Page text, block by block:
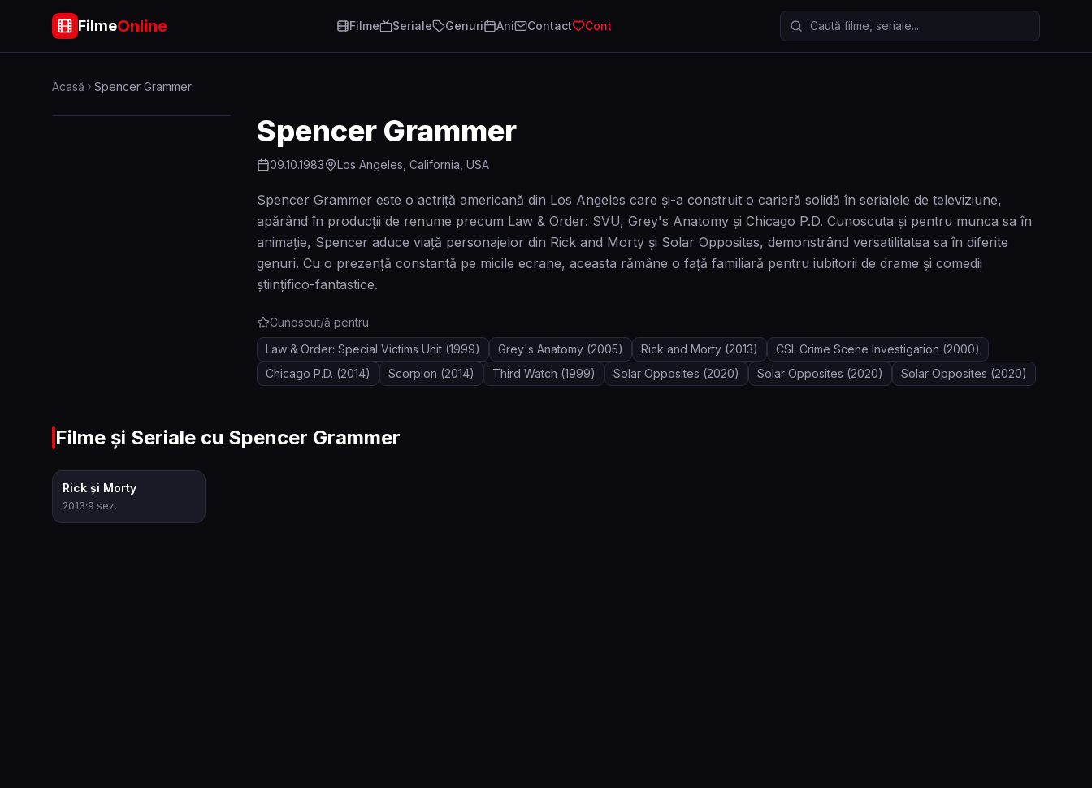
FilmeOnline Filme Seriale Genuri Ani Contact Cont Caută filme și seriale
Acasă Spencer Grammer
Spencer Grammer
09.10.1983 Los Angeles, California, USA
Spencer Grammer este o actriță americană din Los Angeles care și-a construit o carieră solidă în serialele de televiziune,
apărând în producții de renume precum Law & Order: SVU, Grey's Anatomy și Chicago P.D. Cunoscuta și pentru munca sa în
animație, Spencer aduce viață personajelor din Rick and Morty și Solar Opposites, demonstrând versatilitatea sa în diferite
genuri. Cu o prezență constantă pe micile ecrane, aceasta rămâne o față familiară pentru iubitorii de drame și comedii
științifico-fantastice.
Cunoscut/ă pentru
Law & Order: Special Victims Unit (1999) Grey's Anatomy (2005) Rick and Morty (2013) CSI: Crime Scene Investigation (2000)
Chicago P.D. (2014) Scorpion (2014) Third Watch (1999) Solar Opposites (2020) Solar Opposites (2020) Solar Opposites (2020)
Filme și Seriale cu Spencer Grammer
Rick și Morty
2013·9 sez.